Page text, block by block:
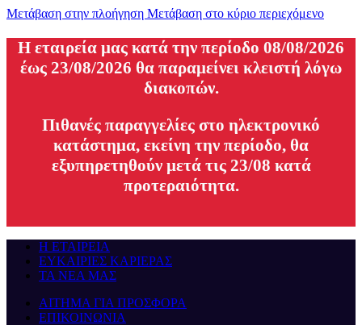
Μετάβαση στην πλοήγηση Μετάβαση στο κύριο περιεχόμενο
H εταιρεία μας κατά την περίοδο 08/08/2026
έως 23/08/2026 θα παραμείνει κλειστή λόγω
διακοπών.
Πιθανές παραγγελίες στο ηλεκτρονικό
κατάστημα, εκείνη την περίοδο, θα
εξυπηρετηθούν μετά τις 23/08 κατά
προτεραιότητα.
Η ΕΤΑΙΡΕΙΑ
ΕΥΚΑΙΡΙΕΣ ΚΑΡΙΕΡΑΣ
ΤΑ ΝΕΑ ΜΑΣ
ΑΙΤΗΜΑ ΓΙΑ ΠΡΟΣΦΟΡΑ
ΕΠΙΚΟΙΝΩΝΙΑ